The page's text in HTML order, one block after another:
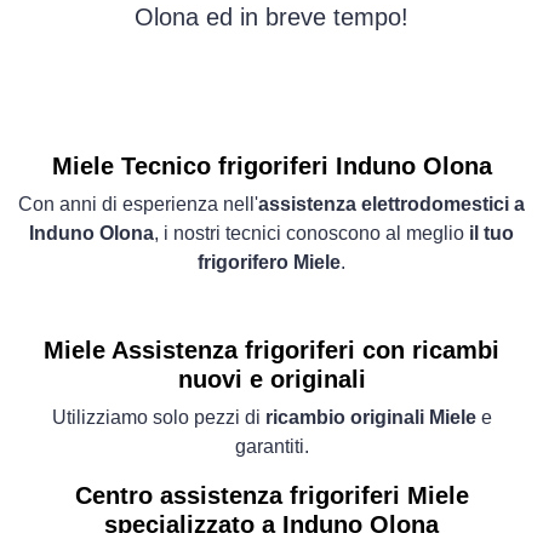
Olona ed in breve tempo!
Miele Tecnico frigoriferi Induno Olona
Con anni di esperienza nell'assistenza elettrodomestici a
Induno Olona, i nostri tecnici conoscono al meglio il tuo
frigorifero Miele.
Miele Assistenza frigoriferi con ricambi
nuovi e originali
Utilizziamo solo pezzi di ricambio originali Mielee
garantiti.
Centro assistenza frigoriferi Miele
specializzato a Induno Olona